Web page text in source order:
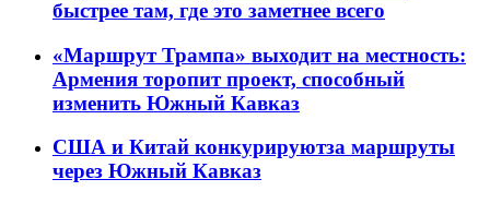
быстрее там, где это заметнее всего
«Маршрут Трампа» выходит на местность:
Армения торопит проект, способный
изменить Южный Кавказ
США и Китай конкурируютза маршруты
через Южный Кавказ